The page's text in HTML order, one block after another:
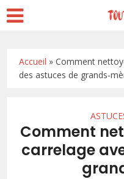
Accueil »Comment
des astuces de grands-
Comment
carrelage